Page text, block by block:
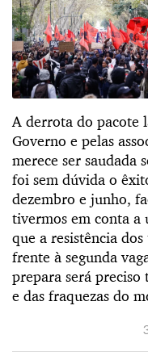
A derrota do pacote
Governo e pelas
merece ser saudada
foi sem dúvida o
dezembro e junho,
tivermos em conta a
que a resistência
frente à segunda
prepara será preciso
e das fraquezas do